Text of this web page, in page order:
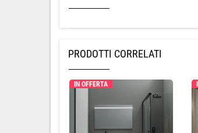
PRODOTTI CORRELATI
IN OFFERTA